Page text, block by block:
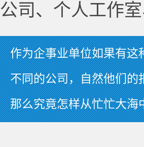
公司、个人工作
作为企事业单位如果有这
不同的公司，自然他们的
那么究竟怎样从忙忙大海